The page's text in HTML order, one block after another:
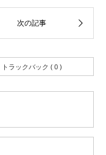
トラックバック ( 0 )